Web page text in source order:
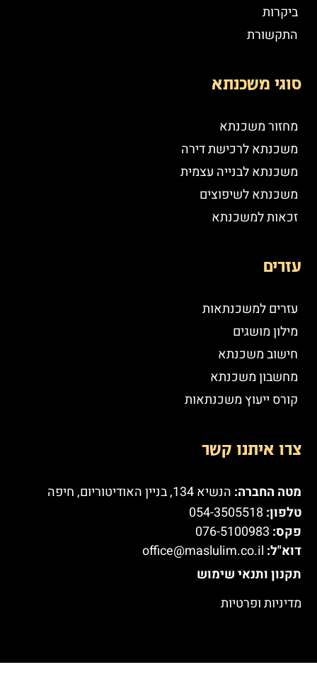
ביקרות
התקשורת
סוגי משכנתא
מחזור משכנתא
משכנתא לרכישת דירה
משכנתא לבנייה עצמית
משכנתא לשיפוצים
זכאות למשכנתא
עזרים
עזרים למשכנתאות
מילון מושגים
חישוב משכנתא
מחשבון משכנתא
קורס ייעוץ משכנתאות
צרו איתנו קשר
מטה החברה: הנשיא 134, בניין האודיטוריום, חיפה
טלפון: 054-3505518
פקס:
דוא"ל: office@maslulim.co.il
תקנון ותנאי שימוש
מדיניות ופרטיות